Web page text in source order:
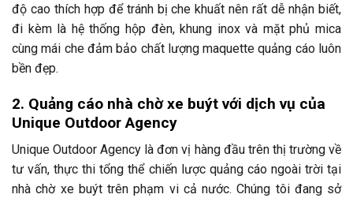
độ cao thích hợp để tránh bị che khuất nên rất dễ nhận biết,
đi kèm là hệ thống hộp đèn, khung inox và mặt phủ mica
cùng mái che đảm bảo chất lượng maquette quảng cáo luôn
bền đẹp.
2. Quảng cáo nhà chờ xe buýt với dịch vụ của
Unique Outdoor Agency
Unique Outdoor Agency là đơn vị hàng đầu trên thị trường về
tư vấn, thực thi tổng thể chiến lược quảng cáo ngoài trời tại
nhà chờ xe buýt trên phạm vi cả nước. Chúng tôi đang sở